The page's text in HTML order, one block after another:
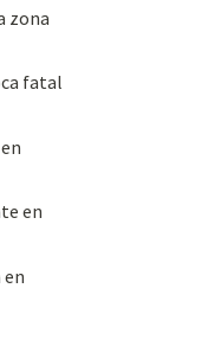
zona
fatal
en
en